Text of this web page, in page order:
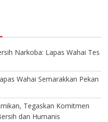
Narkoba: Lapas Wahai Tes
Wahai Semarakkan Pekan
Tegaskan Komitmen
dan Humanis